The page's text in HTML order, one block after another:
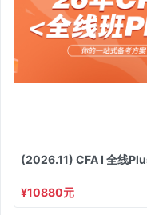
(2026.11) CFA I 全线
¥10880元